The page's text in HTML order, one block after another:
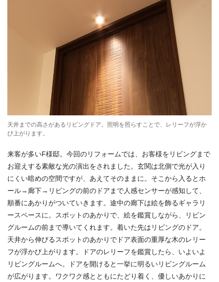
天井までの高さがあるリビングドア。照明を照らすことで、レリーフが浮か
び上がります。
来客が多いF様邸。今回のリフォームでは、お客様をリビングまで
お迎えする素敵な光の演出をされました。玄関は北側で光が入り
にくい暗めの空間ですが、あえてそのままに。そこから入るとホ
ール→廊下→リビングの前のドアまで人感センサーが感知して、
順番にあかりがついていきます。途中の廊下は絵を飾るギャラリ
ースペースに。スポットのあかりで、絵を鑑賞しながら、リビン
グルームの前まで導いてくれます。着いた先はリビングのドア。
天井から伸びるスポットのあかりでドア表面の重厚な木のレリー
フが浮かび上がります。ドアのレリーフを鑑賞したら、いよいよ
リビングルームへ。ドアを開けると一挙に明るいリビングルーム
が広がります。ワクワク感とともにたどり着く、優しいあかりに